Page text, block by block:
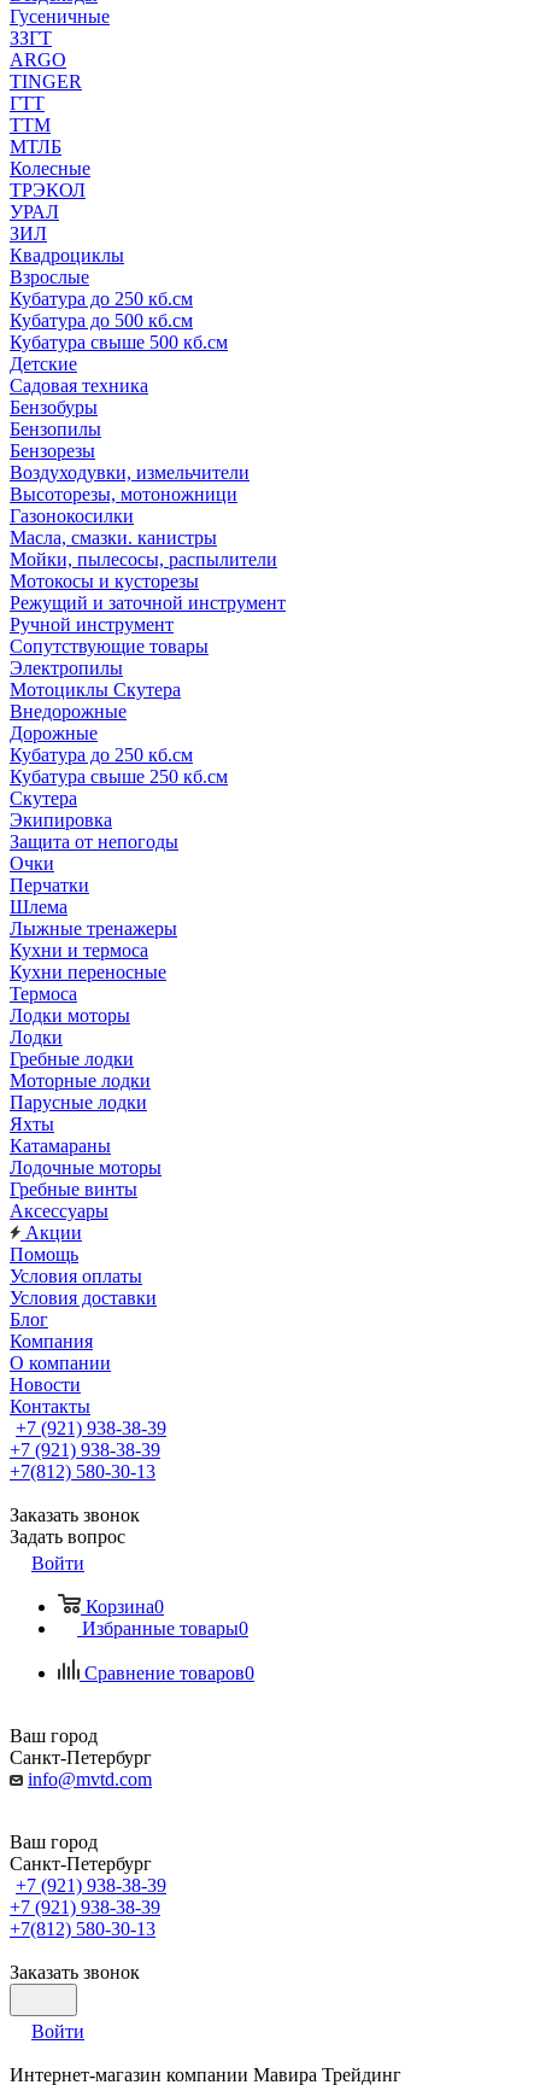
Гусеничные
ЗЗГТ
ARGO
TINGER
ГТТ
ТТМ
МТЛБ
Колесные
ТРЭКОЛ
УРАЛ
ЗИЛ
Квадроциклы
Взрослые
Кубатура до 250 кб.см
Кубатура до 500 кб.см
Кубатура свыше 500 кб.см
Детские
Садовая техника
Бензобуры
Бензопилы
Бензорезы
Воздуходувки, измельчители
Высоторезы, мотоножници
Газонокосилки
Масла, смазки. канистры
Мойки, пылесосы, распылители
Мотокосы и кусторезы
Режущий и заточной инструмент
Ручной инструмент
Сопутствующие товары
Электропилы
Мотоциклы Скутера
Внедорожные
Дорожные
Кубатура до 250 кб.см
Кубатура свыше 250 кб.см
Скутера
Экипировка
Защита от непогоды
Очки
Перчатки
Шлема
Лыжные тренажеры
Кухни и термоса
Кухни переносные
Термоса
Лодки моторы
Лодки
Гребные лодки
Моторные лодки
Парусные лодки
Яхты
Катамараны
Лодочные моторы
Гребные винты
Аксессуары
Акции
Помощь
Условия оплаты
Условия доставки
Блог
Компания
О компании
Новости
Контакты
+7 (921) 938-38-39
+7 (921) 938-38-39
+7(812) 580-30-13
Заказать звонок
Задать вопрос
Войти
Корзина0
Избранные товары0
Сравнение товаров0
Ваш город
Санкт-Петербург
info@mvtd.com
Ваш город
Санкт-Петербург
+7 (921) 938-38-39
+7 (921) 938-38-39
+7(812) 580-30-13
Заказать звонок
Войти
Интернет-магазин компании Мавира Трейдинг